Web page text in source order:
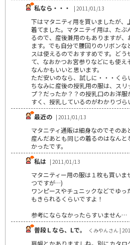
私なら・・・
| 2011/01/13
下はマタニティ用を買いましたが、
着てました。マタニテイ用は、た
るので、産後兼用のもありますが
ます。でも自分で腰回りのリボン
スは使えるのでおすすめです。ど
て、なおかつお宮参りなどにも使え
なんかもいいと思います。
ただ安いのなら、試しに・・・くら
ちなみに産後の授乳用の服は、ス
プ？だったか？？の授乳口のお洋
すく、授乳しているのがわかりづら
最近の | 2011/01/13
マタニティ通販は細身なのでその
産んだあとも同じの着るのはなん
かったです。
私は | 2011/01/13
マタニティー用の服は１枚も買いま
つですが…)
ワンピースやチュニックなどでゆ
もきられるくらいですよ！
参考にならなかったらすいません…
普段Ｌなら、Lで。
くみやんさん |
肩幅とかありますしね。別にカタ